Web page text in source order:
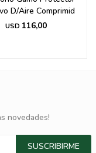
D/Aire Comprimid
USD 116,00
novedades!
SUSCRIBIRME